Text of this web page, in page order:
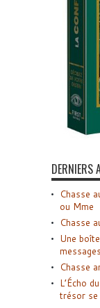
DERNIERS
Chasse
ou Mme
Chasse
Une
Chasse
L’Écho
trésor se